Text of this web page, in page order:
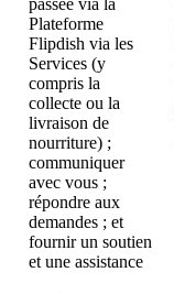
Plateforme
Flipdish via les
Services (y
compris la
collecte ou la
livraison de
nourriture) ;
communiquer
avec vous ;
répondre aux
demandes ; et
fournir un soutien
et une assistance